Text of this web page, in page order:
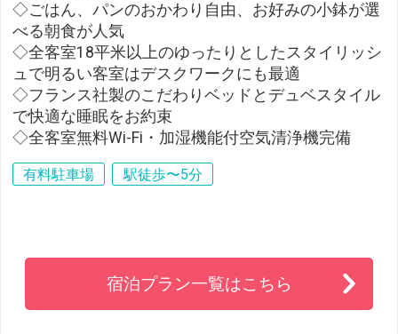
◇ごはん、パンのおかわり自由、お好みの小鉢が選
べる朝食が人気
◇全客室18平米以上のゆったりとしたスタイリッシ
ュで明るい客室はデスクワークにも最適
◇フランス社製のこだわりベッドとデュベスタイル
で快適な睡眠をお約束
◇全客室無料Wi-Fi・加湿機能付空気清浄機完備
有料駐車場 駅徒歩〜5分
宿泊プラン一覧はこちら